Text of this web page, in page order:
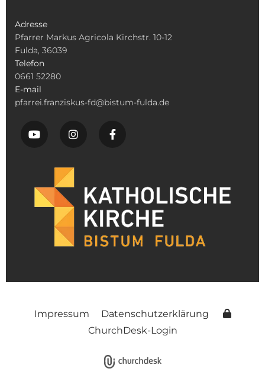
Adresse
Pfarrer Markus Agricola Kirchstr. 10-12
Fulda, 36039
Telefon
0661 52280
E-mail
pfarrei.franziskus-fd@bistum-fulda.de
Impressum
Datenschutzerklärung
ChurchDesk-Login